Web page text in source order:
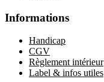
Informations
Handicap
CGV
Règlement intérieur
Label & infos utiles